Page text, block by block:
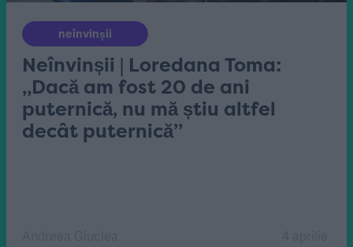
neînvinșii
Neînvinșii | Loredana Toma:
„Dacă am fost 20 de ani
puternică, nu mă știu altfel
decât puternică”